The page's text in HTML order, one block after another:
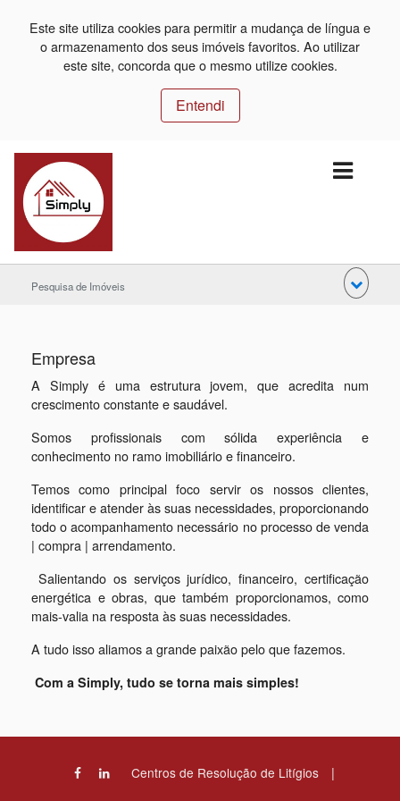
Este site utiliza cookies para permitir a mudança de língua e
o armazenamento dos seus imóveis favoritos. Ao utilizar
este site, concorda que o mesmo utilize cookies.
Entendi
Pesquisa de Imóveis
Empresa
A Simply é uma estrutura jovem, que acredita num
crescimento constante e saudável.
Somos profissionais com sólida experiência e
conhecimento no ramo imobiliário e financeiro.
Temos como principal foco servir os nossos clientes,
identificar e atender às suas necessidades, proporcionando
todo o acompanhamento necessário no processo de venda
| compra | arrendamento.
Salientando os serviços jurídico, financeiro, certificação
energética e obras, que também proporcionamos, como
mais-valia na resposta às suas necessidades.
A tudo isso aliamos a grande paixão pelo que fazemos.
Com a Simply, tudo se torna mais simples!
Centros de Resolução de Litígios |